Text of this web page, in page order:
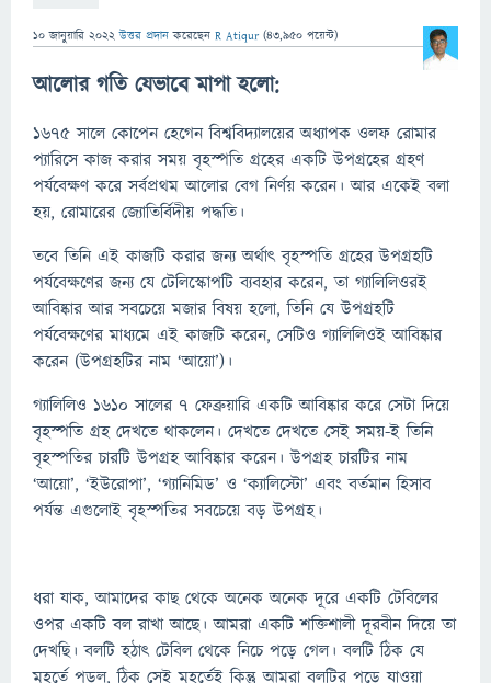
10 জানুয়ারি 2022 উত্তর প্রদান করেছেন R Atiqur (43,950 পয়েন্ট)
আলোর গতি যেভাবে মাপা হলো:
১৬৭৫ সালে কোপেন হেগেন বিশ্ববিদ্যালয়ের অধ্যাপক ওলফ রোমার
প্যারিসে কাজ করার সময় বৃহস্পতি গ্রহের একটি উপগ্রহের গ্রহণ
পর্যবেক্ষণ করে সর্বপ্রথম আলোর বেগ নির্ণয় করেন। আর একেই বলা
হয়, রোমারের জ্যোতির্বিদীয় পদ্ধতি।
তবে তিনি এই কাজটি করার জন্য অর্থাৎ বৃহস্পতি গ্রহের উপগ্রহটি
পর্যবেক্ষণের জন্য যে টেলিস্কোপটি ব্যবহার করেন, তা গ্যালিলিওরই
আবিষ্কার আর সবচেয়ে মজার বিষয় হলো, তিনি যে উপগ্রহটি
পর্যবেক্ষণের মাধ্যমে এই কাজটি করেন, সেটিও গ্যালিলিওই আবিষ্কার
করেন (উপগ্রহটির নাম ‘আয়ো’)।
গ্যালিলিও ১৬১০ সালের ৭ ফেব্রুয়ারি একটি আবিষ্কার করে সেটা দিয়ে
বৃহস্পতি গ্রহ দেখতে থাকলেন। দেখতে দেখতে সেই সময়-ই তিনি
বৃহস্পতির চারটি উপগ্রহ আবিষ্কার করেন। উপগ্রহ চারটির নাম
‘আয়ো’, ‘ইউরোপা’, ‘গ্যানিমিড’ ও ‘ক্যালিস্টো’ এবং বর্তমান হিসাব
পর্যন্ত এগুলোই বৃহস্পতির সবচেয়ে বড় উপগ্রহ।
ধরা যাক, আমাদের কাছ থেকে অনেক অনেক দূরে একটি টেবিলের
ওপর একটি বল রাখা আছে। আমরা একটি শক্তিশালী দূরবীন দিয়ে তা
দেখছি। বলটি হঠাৎ টেবিল থেকে নিচে পড়ে গেল। বলটি ঠিক যে
মূহূর্তে পড়ল, ঠিক সেই মূহূর্তেই কিন্তু আমরা বলটির পড়ে যাওয়া